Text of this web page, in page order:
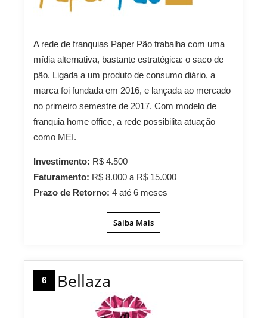
A rede de franquias Paper Pão trabalha com uma
mídia alternativa, bastante estratégica: o saco de
pão. Ligada a um produto de consumo diário, a
marca foi fundada em 2016, e lançada ao mercado
no primeiro semestre de 2017. Com modelo de
franquia home office, a rede possibilita atuação
como MEI.
Investimento: R$ 4.500
Faturamento: R$ 8.000 a R$ 15.000
Prazo de Retorno: 4 até 6 meses
Saiba Mais
6 Bellaza